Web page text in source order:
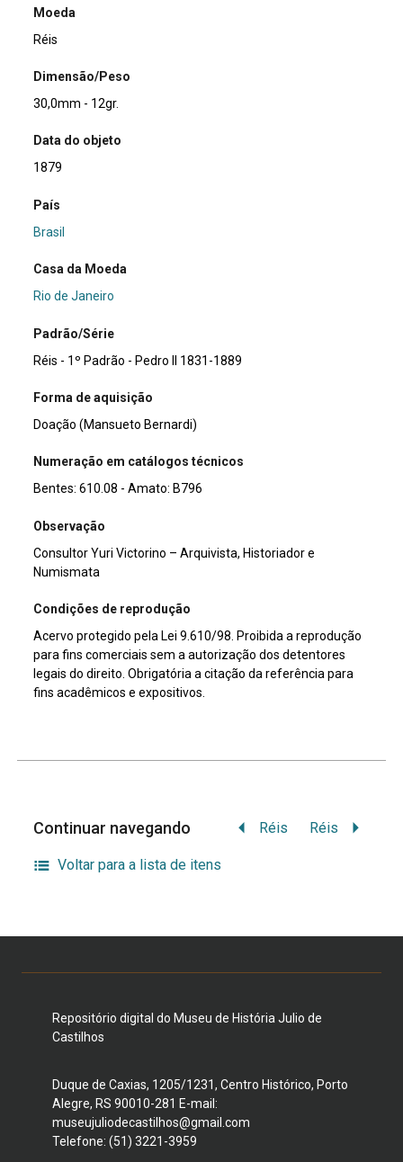
Moeda
Réis
Dimensão/Peso
30,0mm - 12gr.
Data do objeto
1879
País
Brasil
Casa da Moeda
Rio de Janeiro
Padrão/Série
Réis - 1º Padrão - Pedro II 1831-1889
Forma de aquisição
Doação (Mansueto Bernardi)
Numeração em catálogos técnicos
Bentes: 610.08 - Amato: B796
Observação
Consultor Yuri Victorino – Arquivista, Historiador e
Numismata
Condições de reprodução
Acervo protegido pela Lei 9.610/98. Proibida a reprodução
para fins comerciais sem a autorização dos detentores
legais do direito. Obrigatória a citação da referência para
fins acadêmicos e expositivos.
Continuar navegando Réis Réis
Voltar para a lista de itens
Repositório digital do Museu de História Julio de
Castilhos
Duque de Caxias, 1205/1231, Centro Histórico, Porto
Alegre, RS 90010-281 E-mail:
museujuliodecastilhos@gmail.com
Telefone: (51) 3221-3959